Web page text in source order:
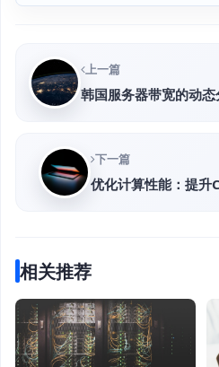
上一篇
韩国服务器带宽的动
下一篇
优化计算性能：提升
相关推荐